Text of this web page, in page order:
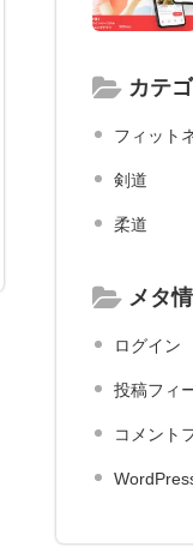
カテ
フィット
剣道
柔道
メタ
ログイン
投稿フィ
コメント